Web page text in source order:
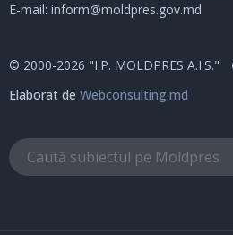
E-mail: inform@moldpres.gov.md
© 2000-2026 "I.P. MOLDPRES A.I.S."
Elaborat de Webconsulting.md